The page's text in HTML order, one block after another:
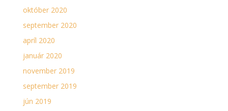
október 2020
september 2020
apríl 2020
január 2020
november 2019
september 2019
jún 2019